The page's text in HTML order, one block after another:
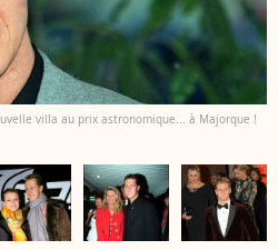
villa au prix astronomique... à Majorque !